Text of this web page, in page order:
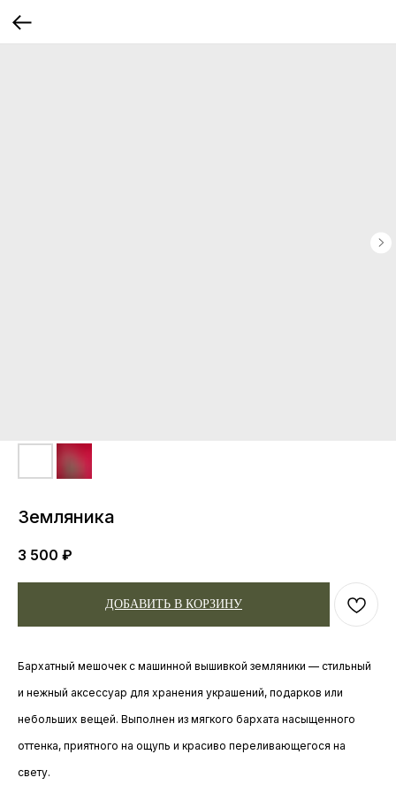
Земляника
3 500 ₽
ДОБАВИТЬ В КОРЗИНУ
Бархатный мешочек с машинной вышивкой земляники — стильный
и нежный аксессуар для хранения украшений, подарков или
небольших вещей. Выполнен из мягкого бархата насыщенного
оттенка, приятного на ощупь и красиво переливающегося на
свету.